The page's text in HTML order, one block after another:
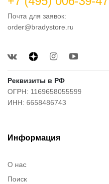
Почта для заявок:
order@bradystore.ru
Реквизиты в РФ
ОГРН: 1169658055599
ИНН: 6658486743
Информация
О нас
Поиск